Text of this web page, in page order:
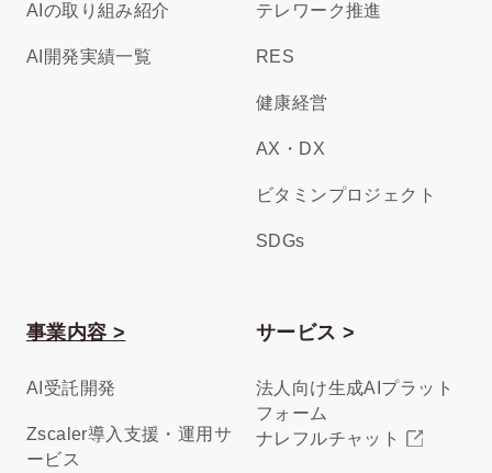
AIの取り組み紹介
AI開発実績一覧
テレワーク推進
RES
健康経営
AX・DX
ビタミンプロジェクト
SDGs
事業内容 >
AI受託開発
Zscaler導入支援・運用サ
ービス
サービス >
法人向け生成AIプラット
フォーム
ナレフルチャット